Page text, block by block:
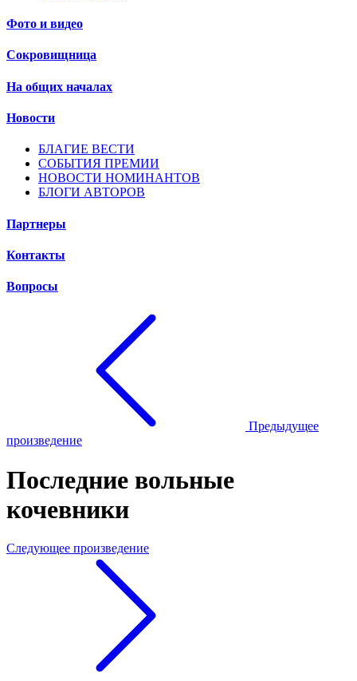
Фото и видео
Сокровищница
На общих началах
Новости
БЛАГИЕ ВЕСТИ
СОБЫТИЯ ПРЕМИИ
НОВОСТИ НОМИНАНТОВ
БЛОГИ АВТОРОВ
Партнеры
Контакты
Вопросы
Предыдущее
произведение
Последние вольные
кочевники
Следующее произведение